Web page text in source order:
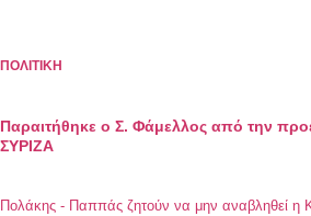
ΠΟΛΙΤΙΚΗ
Παραιτήθηκε ο Σ. Φάμελλος από την
ΣΥΡΙΖΑ
Πολάκης - Παππάς ζητούν να μην αναβληθεί η